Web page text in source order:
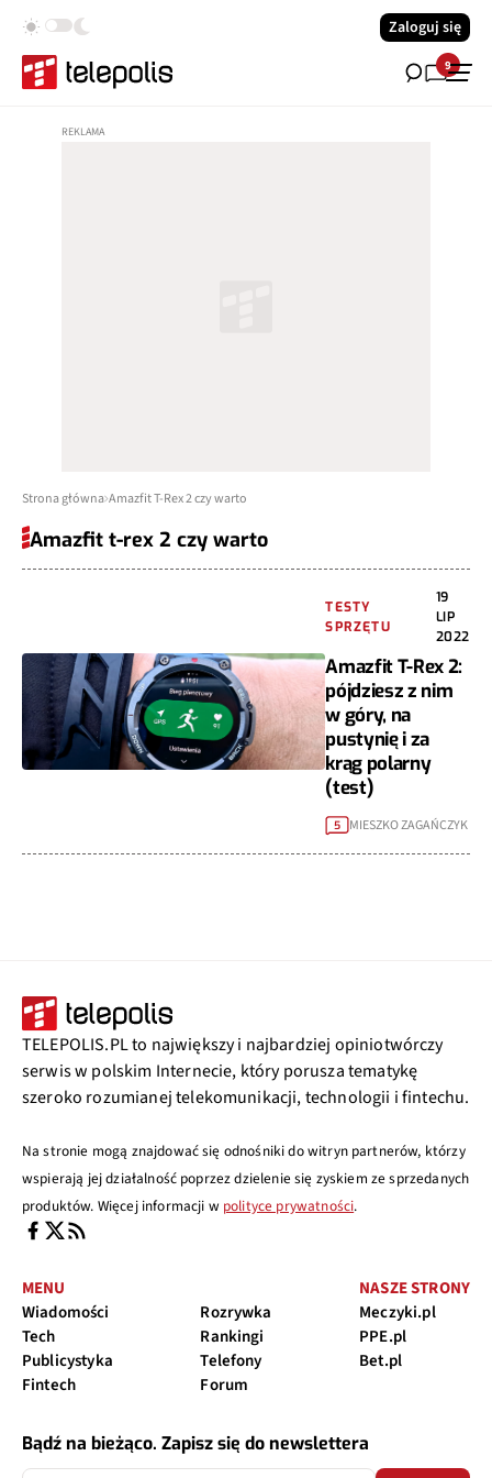
Zaloguj się
9
Strona główna Amazfit T-Rex 2 czy warto
Amazfit t-rex 2 czy warto
TESTY
SPRZĘTU
19
LIP
2022
Amazfit T-Rex 2:
pójdziesz z nim
w góry, na
pustynię i za
krąg polarny
(test)
5 MIESZKO ZAGAŃCZYK
TELEPOLIS.PL to największy i najbardziej opiniotwórczy
serwis w polskim Internecie, który porusza tematykę
szeroko rozumianej telekomunikacji, technologii i fintechu.
Na stronie mogą znajdować się odnośniki do witryn partnerów, którzy
wspierają jej działalność poprzez dzielenie się zyskiem ze sprzedanych
produktów. Więcej informacji w polityce prywatności.
MENU
Wiadomości
Tech
Publicystyka
Fintech
Rozrywka
Rankingi
Telefony
Forum
NASZE STRONY
Meczyki.pl
PPE.pl
Bet.pl
Bądź na bieżąco. Zapisz się do newslettera